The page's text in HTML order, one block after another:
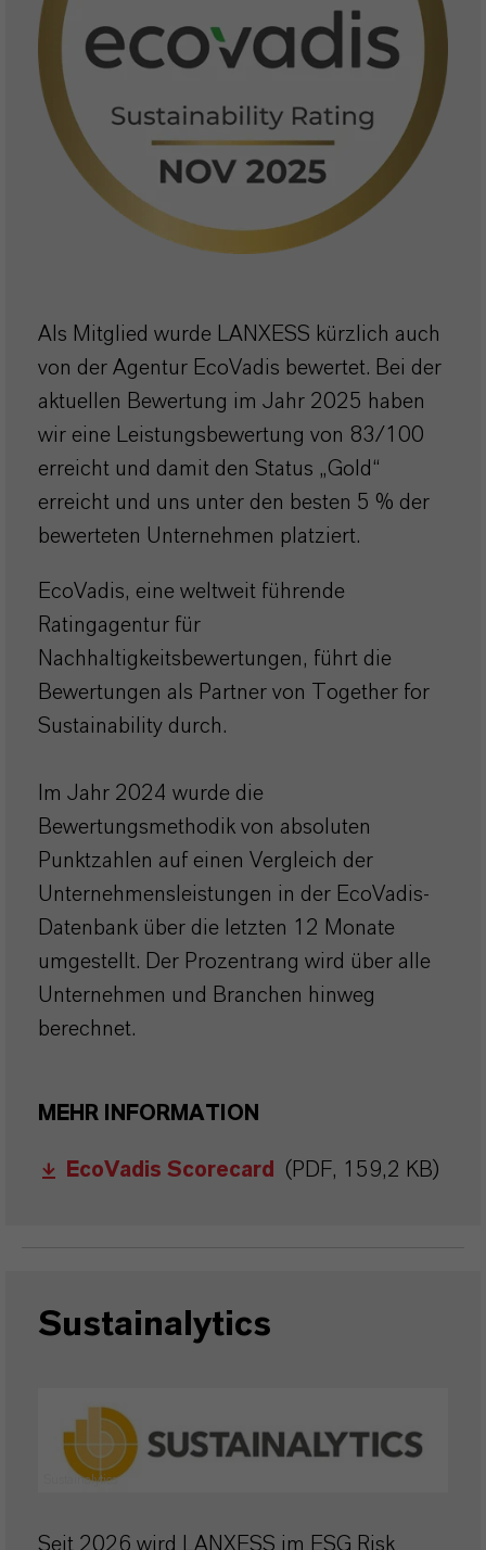
Als Mitglied wurde LANXESS kürzlich auch
von der Agentur EcoVadis bewertet. Bei der
aktuellen Bewertung im Jahr 2025 haben
wir eine Leistungsbewertung von 83/100
erreicht und damit den Status „Gold“
erreicht und uns unter den besten 5 % der
bewerteten Unternehmen platziert.
EcoVadis, eine weltweit führende
Ratingagentur für
Nachhaltigkeitsbewertungen, führt die
Bewertungen als Partner von Together for
Sustainability durch.
Im Jahr 2024 wurde die
Bewertungsmethodik von absoluten
Punktzahlen auf einen Vergleich der
Unternehmensleistungen in der EcoVadis-
Datenbank über die letzten 12 Monate
umgestellt. Der Prozentrang wird über alle
Unternehmen und Branchen hinweg
berechnet.
MEHR INFORMATION
EcoVadis Scorecard (PDF, 159,2 KB)
Sustainalytics
Sustainalytics
Seit 2026 wird LANXESS im ESG Risk